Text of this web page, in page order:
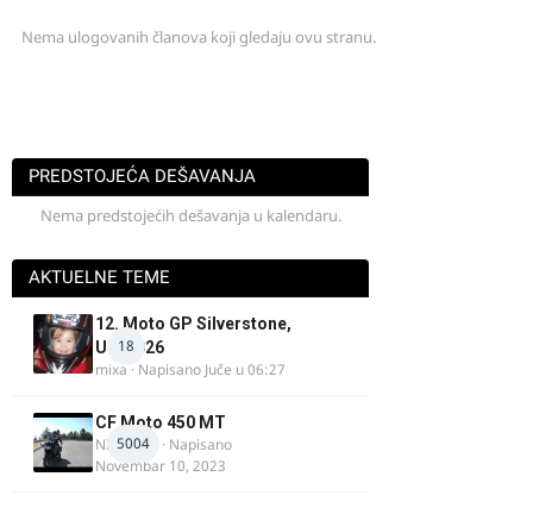
Nema ulogovanih članova koji gledaju ovu stranu.
PREDSTOJEĆA DEŠAVANJA
Nema predstojećih dešavanja u kalendaru.
AKTUELNE TEME
18
12. Moto GP Silverstone,
UK, 2026
mixa · Napisano Juče u 06:27
5004
CF Moto 450 MT
NIKOLA 1
· Napisano
Novembar 10, 2023